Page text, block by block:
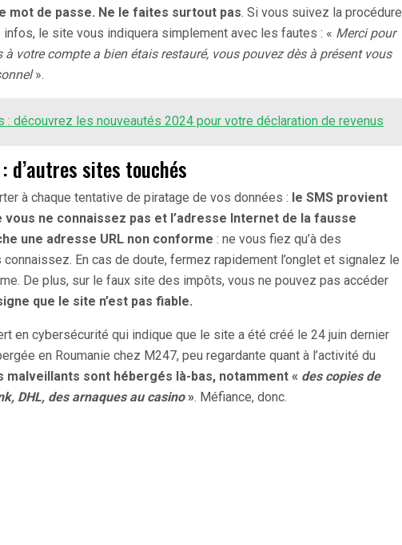
de passe. Ne le faites surtout pas. Si vous suivez la procédure
le site vous indiquera simplement avec les fautes : « Merci pour
à votre compte a bien étais restauré, vous pouvez dès à présent vous
».
: découvrez les nouveautés 2024 pour votre déclaration de revenus
d’autres sites touchés
à chaque tentative de piratage de vos données : le SMS provient
vous ne connaissez pas et l’adresse Internet de la fausse
une adresse URL non conforme : ne vous fiez qu’à des
En cas de doute, fermez rapidement l’onglet et signalez le
De plus, sur le faux site des impôts, vous ne pouvez pas accéder
que le site n’est pas fiable.
en cybersécurité qui indique que le site a été créé le 24 juin dernier
en Roumanie chez M247, peu regardante quant à l’activité du
sont hébergés là-bas, notamment « des copies de
DHL, des arnaques au casino». Méfiance, donc.